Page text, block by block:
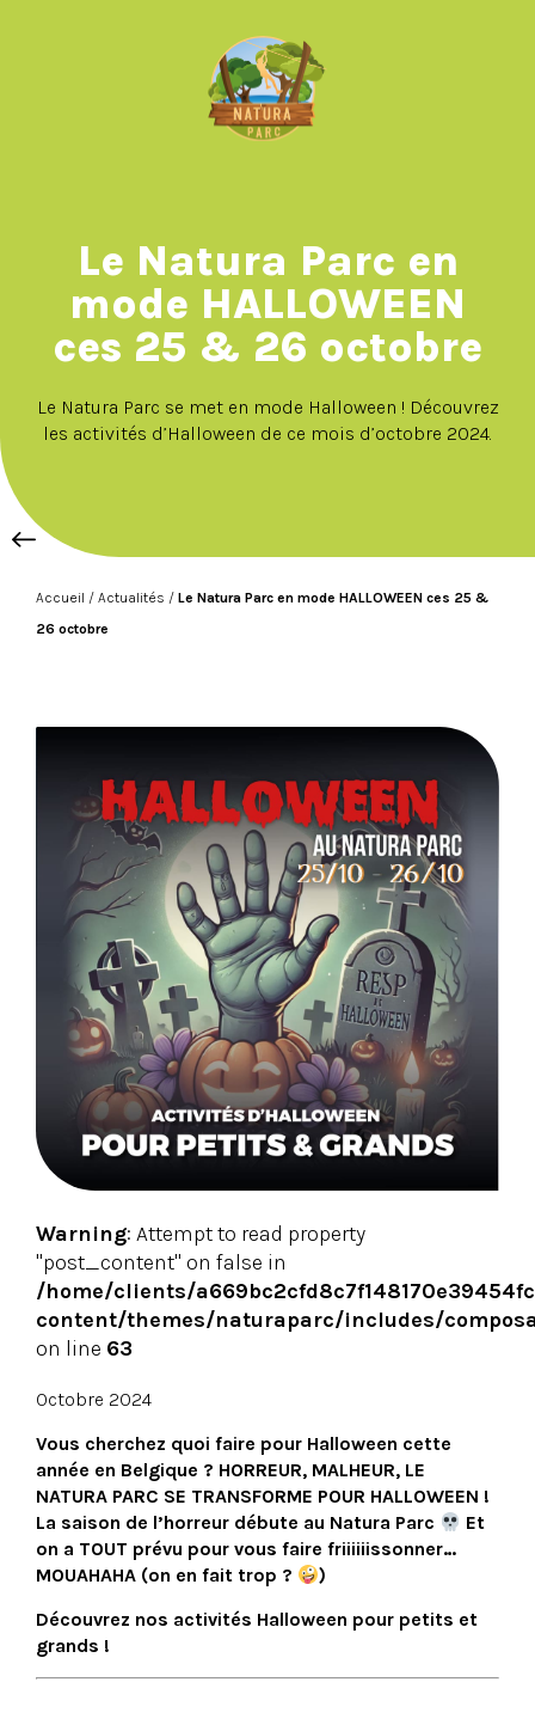
Le Natura Parc en
mode HALLOWEEN
ces 25 & 26 octobre
Le Natura Parc se met en mode Halloween ! Découvrez
les activités d’Halloween de ce mois d’octobre 2024.
Accueil / Actualités / Le Natura Parc en mode HALLOWEEN ces 25 &
26 octobre
Warning: Attempt to read property
"post_content" on false in
/home/clients/
content/themes/naturaparc/includes/
on line 63
Octobre 2024
Vous cherchez quoi faire pour Halloween cette
année en Belgique ? HORREUR, MALHEUR, LE
NATURA PARC SE TRANSFORME POUR HALLOWEEN !
La saison de l’horreur débute au Natura Parc
Et
on a TOUT prévu pour vous faire friiiiiissonner…
MOUAHAHA (on en fait trop ?
)
Découvrez nos activités Halloween pour petits et
grands !